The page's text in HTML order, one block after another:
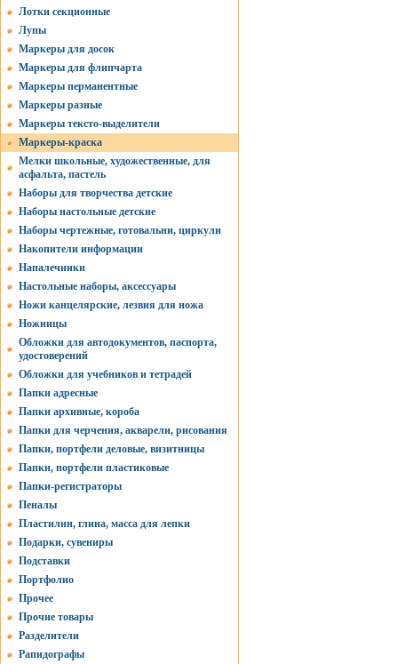
Лотки секционные
Лупы
Маркеры для досок
Маркеры для флипчарта
Маркеры перманентные
Маркеры разные
Маркеры тексто-выделители
Маркеры-краска
Мелки школьные, художественные, для
асфальта, пастель
Наборы для творчества детские
Наборы настольные детские
Наборы чертежные, готовальни, циркули
Накопители информации
Напалечники
Настольные наборы, аксессуары
Ножи канцелярские, лезвия для ножа
Ножницы
Обложки для автодокументов, паспорта,
удостоверений
Обложки для учебников и тетрадей
Папки адресные
Папки архивные, короба
Папки для черчения, акварели, рисования
Папки, портфели деловые, визитницы
Папки, портфели пластиковые
Папки-регистраторы
Пеналы
Пластилин, глина, масса для лепки
Подарки, сувениры
Подставки
Портфолио
Прочее
Прочие товары
Разделители
Рапидографы